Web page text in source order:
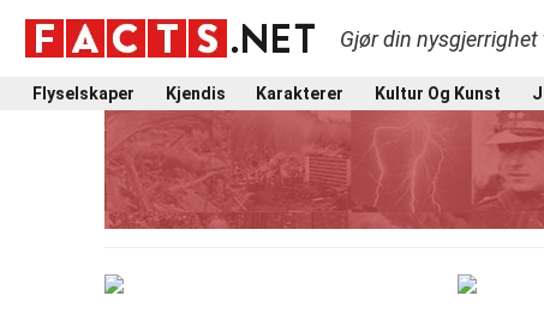
Gjør din
Flyselskaper Kjendis Karakterer Kultur Og Kunst